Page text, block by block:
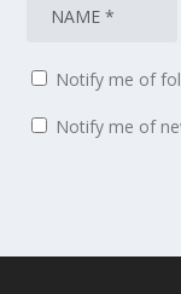
Notify me of
Notify me of